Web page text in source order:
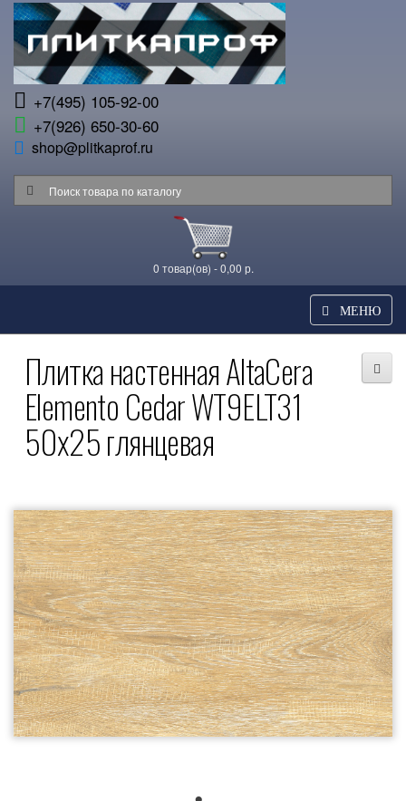
+7(495) 105-92-00
+7(926) 650-30-60
shop@plitkaprof.ru
0 товар(ов) - 0,00 р.
МЕНЮ
Плитка настенная AltaCera
Elemento Cedar WT9ELT31
50x25 глянцевая